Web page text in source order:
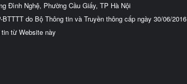
Đình Nghệ, Phường Cầu Giấy, TP Hà Nội
do Bộ Thông tin và Truyền thông cấp ngày 30/06/2016
từ Website này